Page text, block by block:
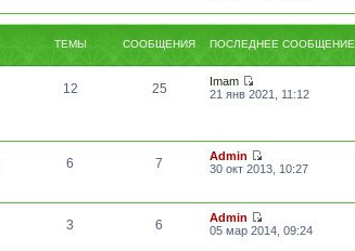
ТЕМЫ СООБЩЕНИЯ ПОСЛЕДНЕЕ СООБЩЕНИЕ
12 25
Imam
21 янв 2021, 11:12
6 7
Admin
30 окт 2013, 10:27
3 6
Admin
05 мар 2014, 09:24